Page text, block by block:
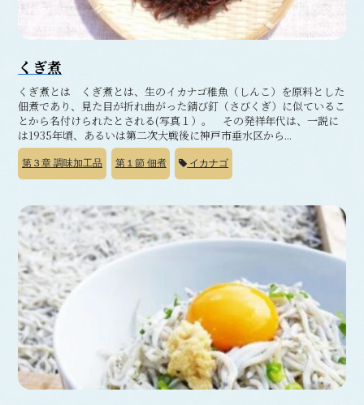
くぎ煮
くぎ煮とは くぎ煮とは、生のイカナゴ稚魚（しんこ）を原料とした
佃煮であり、見た目が折れ曲がった錆び釘（さびくぎ）に似ているこ
とから名付けられたとされる(写真１）。 その発祥年代は、一説に
は1935年頃、あるいは第二次大戦後に神戸市垂水区から...
第３章 調味加工品 第１節佃煮 イカナゴ